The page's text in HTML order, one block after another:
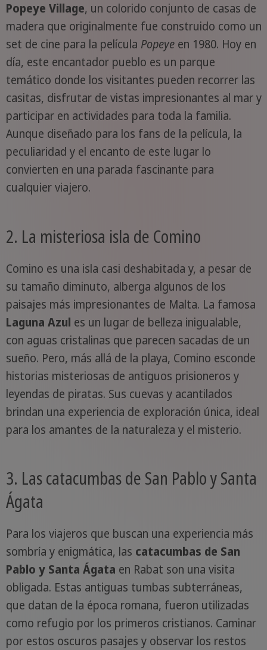
Popeye Village, un colorido conjunto de casas de
madera que originalmente fue construido como un
set de cine para la película Popeyeen 1980. Hoy en
día, este encantador pueblo es un parque
temático donde los visitantes pueden recorrer las
casitas, disfrutar de vistas impresionantes al mar y
participar en actividades para toda la familia.
Aunque diseñado para los fans de la película, la
peculiaridad y el encanto de este lugar lo
convierten en una parada fascinante para
cualquier viajero.
2. La misteriosa isla de Comino
Comino es una isla casi deshabitada y, a pesar de
su tamaño diminuto, alberga algunos de los
paisajes más impresionantes de Malta. La famosa
Laguna Azul es un lugar de belleza inigualable,
con aguas cristalinas que parecen sacadas de un
sueño. Pero, más allá de la playa, Comino esconde
historias misteriosas de antiguos prisioneros y
leyendas de piratas. Sus cuevas y acantilados
brindan una experiencia de exploración única, ideal
para los amantes de la naturaleza y el misterio.
3. Las catacumbas de San Pablo y Santa
Ágata
Para los viajeros que buscan una experiencia más
sombría y enigmática, las catacumbas de San
Pablo y Santa Ágata en Rabat son una visita
obligada. Estas antiguas tumbas subterráneas,
que datan de la época romana, fueron utilizadas
como refugio por los primeros cristianos. Caminar
por estos oscuros pasajes y observar los restos